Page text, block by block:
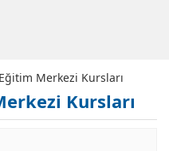
Merkezi Kursları
Kursları